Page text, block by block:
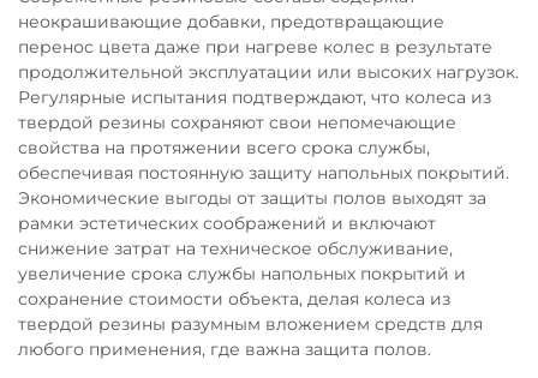
неокрашивающие добавки, предотвращающие
перенос цвета даже при нагреве колес в результате
продолжительной эксплуатации или высоких нагрузок.
Регулярные испытания подтверждают, что колеса из
твердой резины сохраняют свои непомечающие
свойства на протяжении всего срока службы,
обеспечивая постоянную защиту напольных покрытий.
Экономические выгоды от защиты полов выходят за
рамки эстетических соображений и включают
снижение затрат на техническое обслуживание,
увеличение срока службы напольных покрытий и
сохранение стоимости объекта, делая колеса из
твердой резины разумным вложением средств для
любого применения, где важна защита полов.